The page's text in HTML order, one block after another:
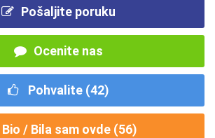
Pošaljite poruku
Ocenite nas
Pohvalite (42)
Bio / Bila sam ovde (56)